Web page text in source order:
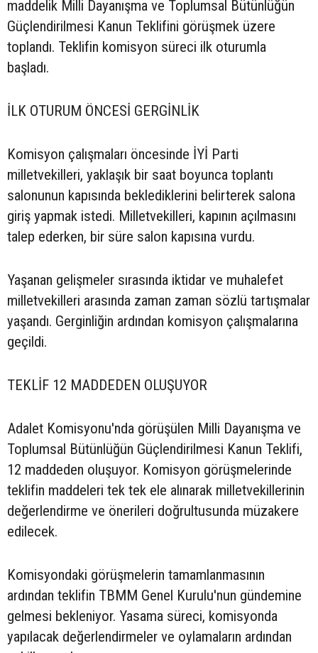
maddelik Milli Dayanışma ve Toplumsal Bütünlüğün
Güçlendirilmesi Kanun Teklifini görüşmek üzere
toplandı. Teklifin komisyon süreci ilk oturumla
başladı.
İLK OTURUM ÖNCESİ GERGİNLİK
Komisyon çalışmaları öncesinde İYİ Parti
milletvekilleri, yaklaşık bir saat boyunca toplantı
salonunun kapısında beklediklerini belirterek salona
giriş yapmak istedi. Milletvekilleri, kapının açılmasını
talep ederken, bir süre salon kapısına vurdu.
Yaşanan gelişmeler sırasında iktidar ve muhalefet
milletvekilleri arasında zaman zaman sözlü tartışmalar
yaşandı. Gerginliğin ardından komisyon çalışmalarına
geçildi.
TEKLİF 12 MADDEDEN OLUŞUYOR
Adalet Komisyonu'nda görüşülen Milli Dayanışma ve
Toplumsal Bütünlüğün Güçlendirilmesi Kanun Teklifi,
12 maddeden oluşuyor. Komisyon görüşmelerinde
teklifin maddeleri tek tek ele alınarak milletvekillerinin
değerlendirme ve önerileri doğrultusunda müzakere
edilecek.
Komisyondaki görüşmelerin tamamlanmasının
ardından teklifin TBMM Genel Kurulu'nun gündemine
gelmesi bekleniyor. Yasama süreci, komisyonda
yapılacak değerlendirmeler ve oylamaların ardından